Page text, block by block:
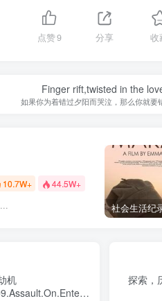
点赞9 分享 收
Finger rift,twisted in the
如果你为着错过夕阳而哭泣，那么你就要
10.7W+ 44.5W+
机
》
探索，